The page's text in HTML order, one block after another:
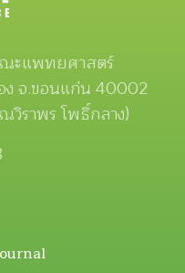
ณะแพทยศาสตร์
จ.ขอนแก่น 40002
ราพร โพธิ์กลาง)